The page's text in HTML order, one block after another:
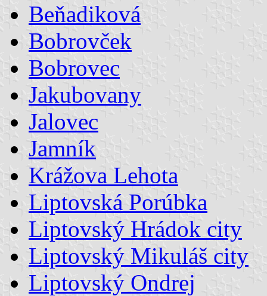
Beňadiková
Bobrovček
Bobrovec
Jakubovany
Jalovec
Jamník
Krážova Lehota
Liptovská Porúbka
Liptovský Hrádok city
Liptovský Mikuláš city
Liptovský Ondrej